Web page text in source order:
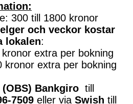
300 till 1800 kronor
och veckor kostar
lokalen:
extra per bokning
kronor extra per bokning
(OBS) Bankgiro till
7509 eller via Swish till